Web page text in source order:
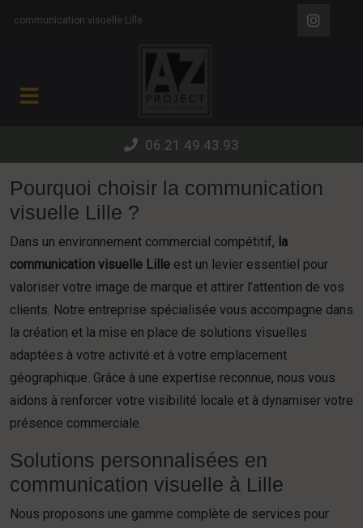
communication visuelle Lille
06.21.49.43.93
Pourquoi choisir la communication
visuelle Lille ?
Dans un environnement commercial compétitif, la
communication visuelle Lille est un levier essentiel pour
valoriser votre image de marque et attirer l’attention de vos
clients. Notre entreprise spécialisée vous accompagne dans
la création et la mise en place de solutions visuelles
adaptées à votre activité et à votre emplacement
géographique. Grâce à une expertise reconnue, nous vous
aidons à renforcer votre visibilité locale et à dynamiser votre
présence commerciale.
Solutions personnalisées en
communication visuelle à Lille
Nous proposons une gamme complète de services pour